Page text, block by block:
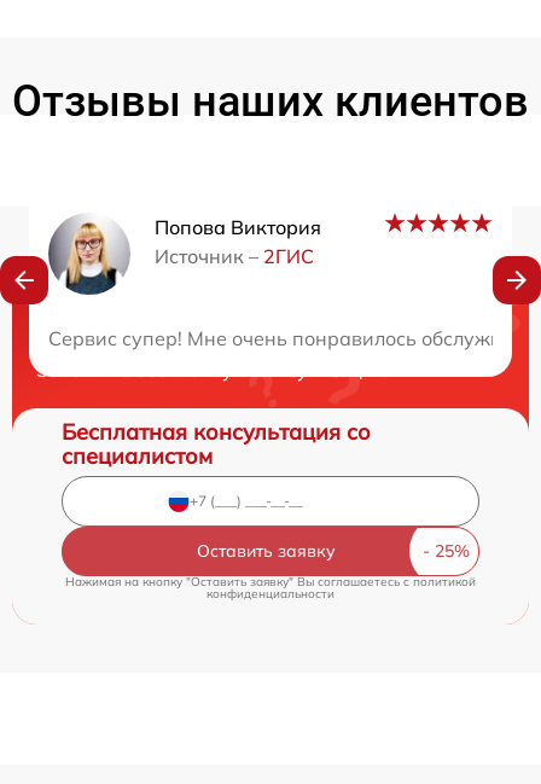
Отзывы наших клиентов
Попова Виктория
Источник – 2ГИС
Сервис супер! Мне очень понравилось
Нужна консультация?
Закажите бесплатную консультацию
Бесплатная консультация со
специалистом
Оставить заявку
Нажимая на кнопку "Оставить заявку" Вы соглашаетесь cполитикой
конфиденциальности